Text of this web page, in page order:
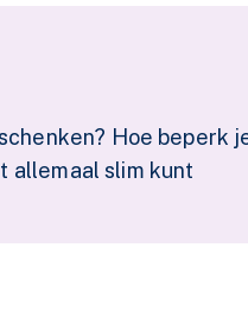
Hoe beperk
allemaal slim kunt